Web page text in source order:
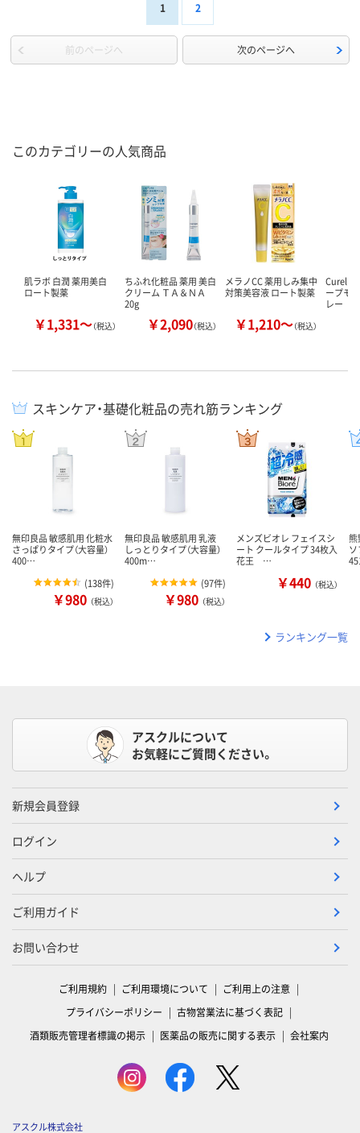
1 2
前のページへ 次のページへ
このカテゴリーの人気商品
肌ラボ 白潤 薬用美白
ロート製薬
￥1,331～（税込）
ちふれ化粧品 薬用 美白
クリーム ＴＡ＆ＮＡ
20g
￥2,090（税込）
メラノCC 薬用しみ集中
対策美容液 ロート製薬
￥1,210～（税込）
Curel（
ープモ
レー
スキンケア・基礎化粧品の売れ筋ランキング
無印良品 敏感肌用 化粧水
さっぱりタイプ（大容量）
400…
(138件)
￥980 （税込）
無印良品 敏感肌用 乳液
しっとりタイプ（大容量）
400m…
(97件)
￥980 （税込）
メンズビオレ フェイスシ
ート クールタイプ 34枚入
花王 …
￥440 （税込）
熊
ランキング一覧
アスクルについて
お気軽にご質問ください。
新規会員登録
ログイン
ヘルプ
ご利用ガイド
お問い合わせ
ご利用規約 ご利用環境について
ご利用上の注意
プライバシーポリシー
古物営業法に基づく表記
酒類販売管理者標識の掲示
医薬品の販売に関する表示 会社案内
アスクル株式会社